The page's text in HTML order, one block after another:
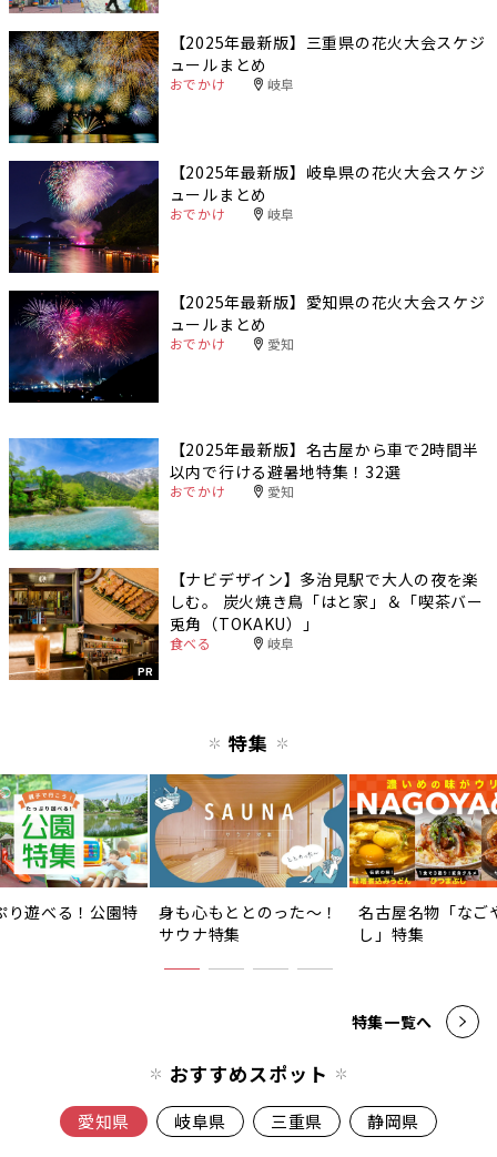
【2025年最新版】三重県の花火大会スケジ
ュールまとめ
おでかけ 岐阜
【2025年最新版】岐阜県の花火大会スケジ
ュールまとめ
おでかけ 岐阜
【2025年最新版】愛知県の花火大会スケジ
ュールまとめ
おでかけ 愛知
【2025年最新版】名古屋から車で2時間半
以内で行ける避暑地特集！32選
おでかけ 愛知
PR
【ナビデザイン】多治見駅で大人の夜を楽
しむ。 炭火焼き鳥「はと家」＆「喫茶バー
兎角（TOKAKU）」
食べる 岐阜
特集
り遊べる！公園特
身も心もととのった〜！
サウナ特集
名古屋名物「なご
し」特集
特集一覧へ
おすすめスポット
愛知県 岐阜県 三重県 静岡県